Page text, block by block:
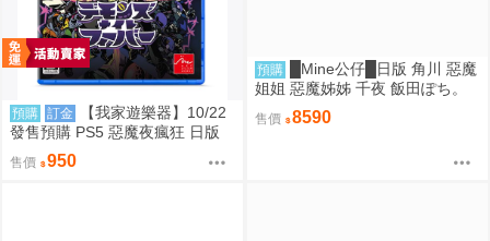
預購 訂金
【我家遊樂器】10/22
發售預購 PS5 惡魔夜瘋狂 日版
售價 950
預購
█Mine公仔█日版 角川 惡魔
姐姐 惡魔姊姊 千夜 飯田ぽち。
1/6 PVC D9264
售價 8590